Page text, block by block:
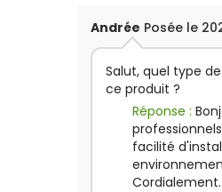
Andrée Posée le
Salut, quel type
ce produit ?
Réponse :
facilité
Cordialement.